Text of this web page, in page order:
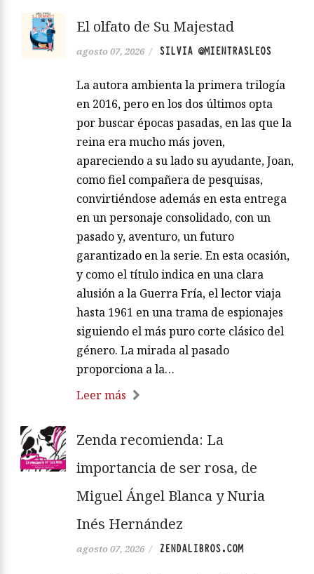
El olfato de Su Majestad
agosto 07, 2026 / SILVIA @MIENTRASLEOS
La autora ambienta la primera trilogía
en 2016, pero en los dos últimos opta
por buscar épocas pasadas, en las que la
reina era mucho más joven,
apareciendo a su lado su ayudante, Joan,
como fiel compañera de pesquisas,
convirtiéndose además en esta entrega
en un personaje consolidado, con un
pasado y, aventuro, un futuro
garantizado en la serie. En esta ocasión,
y como el título indica en una clara
alusión a la Guerra Fría, el lector viaja
hasta 1961 en una trama de espionajes
siguiendo el más puro corte clásico del
género. La mirada al pasado
proporciona a la…
Leer más
Zenda recomienda: La
importancia de ser rosa, de
Miguel Ángel Blanca y Nuria
Inés Hernández
agosto 07, 2026 / ZENDALIBROS.COM